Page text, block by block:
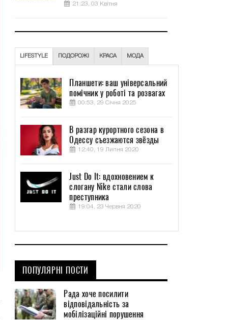
21:23, 03 Квітня
LIFESTYLE ПОДОРОЖІ КРАСА МОДА
Планшети: ваш універсальний
помічник у роботі та розвагах
00:53, 29 Січня 2025
В разгар курортного сезона в
Одессу съезжаются звёзды
12:40, 19 Липня 2020
Just Do It: вдохновением к
слогану Nike стали слова
преступника
19:04, 23 Червня 2020
ПОПУЛЯРНІ ПОСТИ
Рада хоче посилити
відповідальність за
мобілізаційні порушення